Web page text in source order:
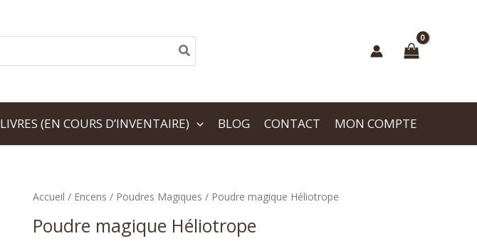
LIVRES (EN COURS D’INVENTAIRE) BLOG CONTACT MON COMPTE
Accueil / Encens / Poudres Magiques / Poudre magique Héliotrope
Poudre magique Héliotrope